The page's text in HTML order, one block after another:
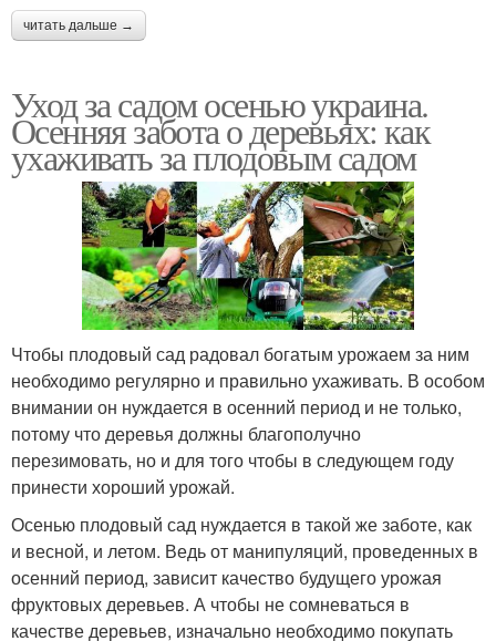
читать дальше →
Уход за садом осенью украина.
Осенняя забота о деревьях: как
ухаживать за плодовым садом
Чтобы плодовый сад радовал богатым урожаем за ним
необходимо регулярно и правильно ухаживать. В особом
внимании он нуждается в осенний период и не только,
потому что деревья должны благополучно
перезимовать, но и для того чтобы в следующем году
принести хороший урожай.
Осенью плодовый сад нуждается в такой же заботе, как
и весной, и летом. Ведь от манипуляций, проведенных в
осенний период, зависит качество будущего урожая
фруктовых деревьев. А чтобы не сомневаться в
качестве деревьев, изначально необходимо покупать